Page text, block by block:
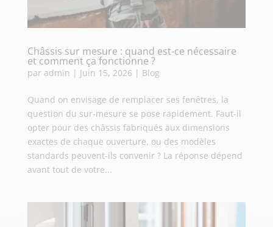
Châssis sur mesure : quand est-ce nécessaire
et comment ça fonctionne ?
par admin | Juin 15, 2026 | Blog
Quand on envisage de remplacer ses fenêtres, la
question du sur-mesure se pose rapidement. Faut-il
opter pour des châssis fabriqués aux dimensions
exactes de chaque ouverture, ou des modèles
standards peuvent-ils convenir ? La réponse dépend
avant tout de votre...